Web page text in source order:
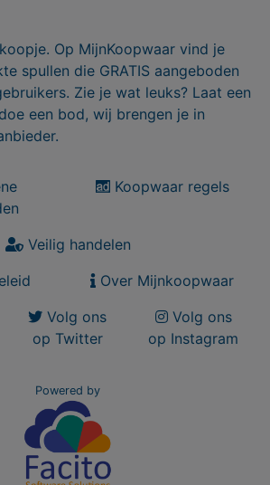
Op MijnKoopwaar vind je
spullen die GRATIS aangeboden
Zie je wat leuks? Laat een
een bod, wij brengen je in
Koopwaar regels
Veilig handelen
Over Mijnkoopwaar
Volg ons
op Twitter
Volg ons
op Instagram
Powered by